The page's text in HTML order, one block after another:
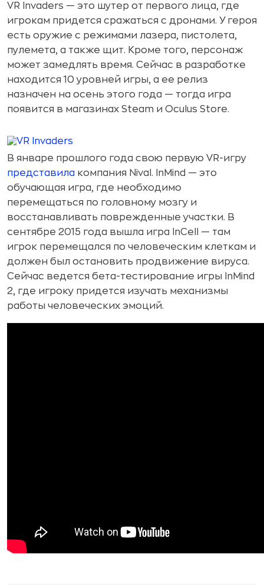
VR Invaders — это шутер от первого лица, где
игрокам придется сражаться с дронами. У героя
есть оружие с режимами лазера, пистолета,
пулемета, а также щит. Кроме того, персонаж
может замедлять время. Сейчас в разработке
находится 10 уровней игры, а ее релиз
назначен на осень этого года — тогда игра
появится в магазинах Steam и Oculus Store.
В январе прошлого года свою первую VR-игру
представила компания Nival. InMind — это
обучающая игра, где необходимо
перемещаться по головному мозгу и
восстанавливать поврежденные участки. В
сентябре 2015 года вышла игра InCell — там
игрок перемещался по человеческим клеткам и
должен был остановить продвижение вируса.
Сейчас ведется бета-тестирование игры InMind
2, где игроку придется изучать механизмы
работы человеческих эмоций.